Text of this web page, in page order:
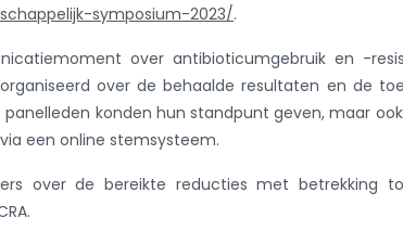
symposium-2023/.
over antibioticumgebruik en -
over de behaalde resultaten en de
konden hun standpunt geven, maar ook
een online stemsysteem.
over de bereikte reducties met betrekking